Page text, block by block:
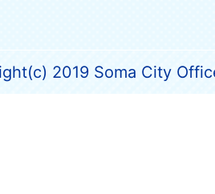
2019 Soma City